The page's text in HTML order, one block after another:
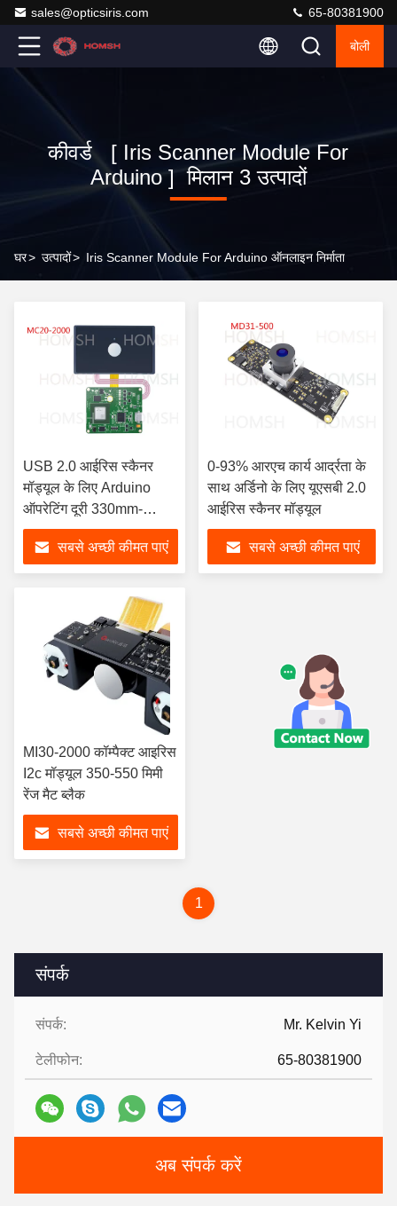
sales@opticsiris.com 65-80381900
बोली
कीवर्ड [ Iris Scanner Module For
Arduino ] मिलान 3 उत्पादों
घर> उत्पादों> Iris Scanner Module For Arduino ऑनलाइन निर्माता
संपर्क
संपर्क: Mr. Kelvin Yi
टेलीफोन: 65-80381900
अब संपर्क करें
USB 2.0 आईरिस स्कैनर
मॉड्यूल के लिए Arduino
ऑपरेटिंग दूरी 330mm-
400mm
सबसे अच्छी कीमत पाएं
0-93% आरएच कार्य आर्द्रता के
साथ अर्डिनो के लिए यूएसबी 2.0
आईरिस स्कैनर मॉड्यूल
सबसे अच्छी कीमत पाएं
MI30-2000 कॉम्पैक्ट आइरिस
I2c मॉड्यूल 350-550 मिमी
रेंज मैट ब्लैक
सबसे अच्छी कीमत पाएं
1